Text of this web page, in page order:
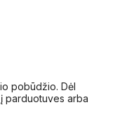
pobūdžio. Dėl
parduotuves arba